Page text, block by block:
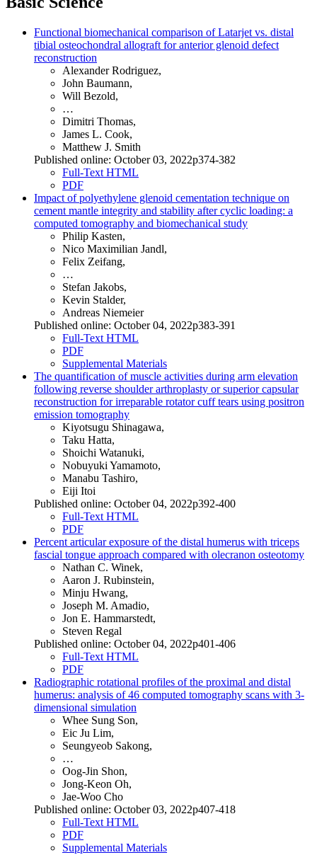
Functional biomechanical comparison of Latarjet vs. distal
tibial osteochondral allograft for anterior glenoid defect
reconstruction
Alexander Rodriguez,
John Baumann,
Will Bezold,
…
Dimitri Thomas,
James L. Cook,
Matthew J. Smith
Published online: October 03, 2022p374-382
Full-Text HTML
PDF
Impact of polyethylene glenoid cementation technique on
cement mantle integrity and stability after cyclic loading: a
computed tomography and biomechanical study
Philip Kasten,
Nico Maximilian Jandl,
Felix Zeifang,
…
Stefan Jakobs,
Kevin Stalder,
Andreas Niemeier
Published online: October 04, 2022p383-391
Full-Text HTML
PDF
Supplemental Materials
The quantification of muscle activities during arm elevation
following reverse shoulder arthroplasty or superior capsular
reconstruction for irreparable rotator cuff tears using positron
emission tomography
Kiyotsugu Shinagawa,
Taku Hatta,
Shoichi Watanuki,
Nobuyuki Yamamoto,
Manabu Tashiro,
Eiji Itoi
Published online: October 04, 2022p392-400
Full-Text HTML
PDF
Percent articular exposure of the distal humerus with triceps
fascial tongue approach compared with olecranon osteotomy
Nathan C. Winek,
Aaron J. Rubinstein,
Minju Hwang,
Joseph M. Amadio,
Jon E. Hammarstedt,
Steven Regal
Published online: October 04, 2022p401-406
Full-Text HTML
PDF
Radiographic rotational profiles of the proximal and distal
humerus: analysis of 46 computed tomography scans with 3-
dimensional simulation
Whee Sung Son,
Eic Ju Lim,
Seungyeob Sakong,
…
Oog-Jin Shon,
Jong-Keon Oh,
Jae-Woo Cho
Published online: October 03, 2022p407-418
Full-Text HTML
PDF
Supplemental Materials